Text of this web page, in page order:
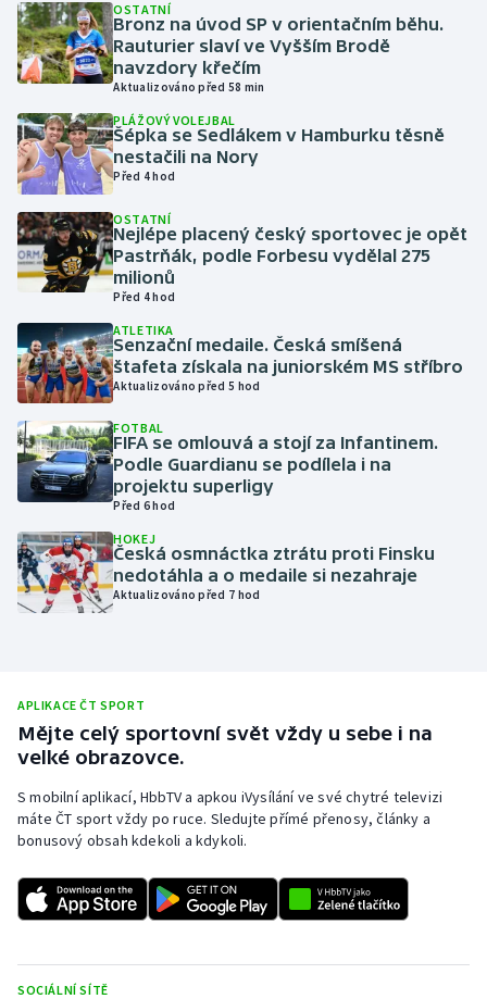
Golf
Gymnastika
Házená
Jezdectví
Judo
Krasobruslení
Lezení
Lyže a snowboard
Moderní pětiboj
Motorsport
Olympijské hry
Parasport
Plážový volejbal
Rychlobruslení
Rychlostní kanoistika
Sportovní střelba
OSTATNÍ
Bronz na úvod SP v orientačním běhu.
Rauturier slaví ve Vyšším Brodě
navzdory křečím
Aktualizováno před 58 min
PLÁŽOVÝ VOLEJBAL
Šépka se Sedlákem v Hamburku těsně
nestačili na Nory
Před 4 hod
OSTATNÍ
Nejlépe placený český sportovec je opět
Pastrňák, podle Forbesu vydělal 275
milionů
Před 4 hod
ATLETIKA
Senzační medaile. Česká smíšená
štafeta získala na juniorském MS stříbro
Aktualizováno před 5 hod
FOTBAL
FIFA se omlouvá a stojí za Infantinem.
Podle Guardianu se podílela i na
projektu superligy
Před 6 hod
HOKEJ
Česká osmnáctka ztrátu proti Finsku
nedotáhla a o medaile si nezahraje
Aktualizováno před 7 hod
APLIKACE ČT SPORT
Mějte celý sportovní svět vždy u sebe i na
velké obrazovce.
S mobilní aplikací, HbbTV a apkou iVysílání ve své chytré televizi
máte ČT sport vždy po ruce. Sledujte přímé přenosy, články a
bonusový obsah kdekoli a kdykoli.
SOCIÁLNÍ SÍTĚ